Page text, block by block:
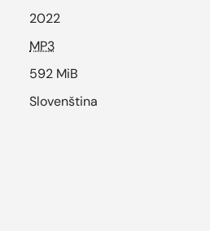
2022
MP3
592 MiB
Slovenština